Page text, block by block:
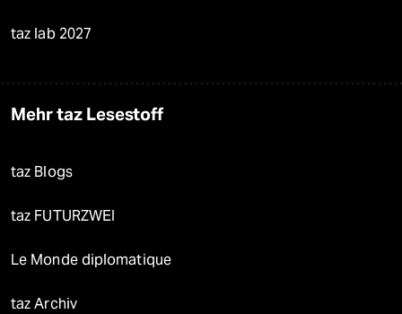
taz lab 2027
Mehr taz Lesestoff
taz Blogs
taz FUTURZWEI
Le Monde diplomatique
taz Archiv